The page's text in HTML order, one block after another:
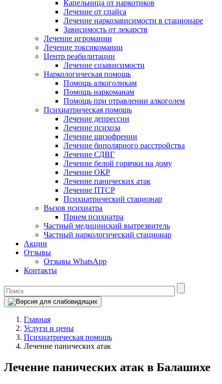
Капельница от наркотиков
Лечение от спайса
Лечение наркозависимости в стационаре
Зависимость от лекарств
Лечение игромании
Лечение токсикомании
Центр реабилитации
Лечение созависимости
Наркологическая помощь
Помощь алкоголикам
Помощь наркоманам
Помощь при отравлении алкоголем
Психиатрическая помощь
Лечение депрессии
Лечение психоза
Лечение шизофрении
Лечение биполярного расстройства
Лечение СДВГ
Лечение белой горячки на дому
Лечение ОКР
Лечение панических атак
Лечение ПТСР
Психиатрический стационар
Вызов психиатра
Прием психиатра
Частный медицинский вытрезвитель
Частный наркологический стационар
Акции
Отзывы
Отзывы WhatsApp
Контакты
Главная
Услуги и цены
Психиатрическая помощь
Лечение панических атак
Лечение панических атак в Балашихе